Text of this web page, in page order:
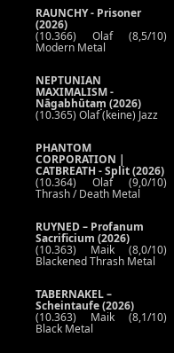
RAUNCHY - Prisoner
(2026)
(10.366) Olaf (8,5/10)
Modern Metal
NEPTUNIAN
MAXIMALISM -
Nāgabhūtaṃ (2026)
(10.365) Olaf (keine) Jazz
PHANTOM
CORPORATION |
CATBREATH - Split (2026)
(10.364) Olaf (9,0/10)
Thrash / Death Metal
RUYNED – Profanum
Sacrificium (2026)
(10.363) Maik (8,0/10)
Blackened Thrash Metal
TABERNAKEL –
Scheintaufe (2026)
(10.363) Maik (8,1/10)
Black Metal